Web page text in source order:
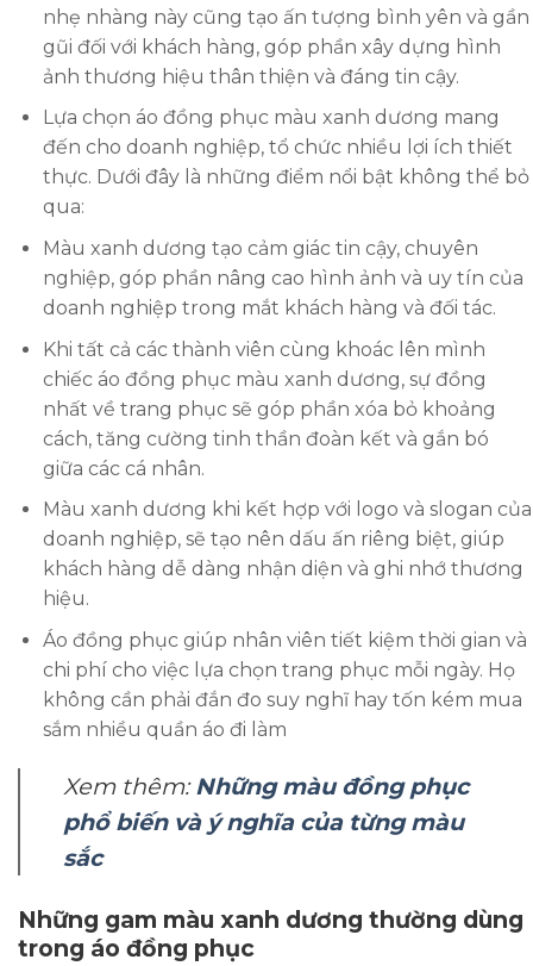
nhẹ nhàng này cũng tạo ấn tượng bình yên và gần
gũi đối với khách hàng, góp phần xây dựng hình
ảnh thương hiệu thân thiện và đáng tin cậy.
Lựa chọn áo đồng phục màu xanh dương mang
đến cho doanh nghiệp, tổ chức nhiều lợi ích thiết
thực. Dưới đây là những điểm nổi bật không thể bỏ
qua:
Màu xanh dương tạo cảm giác tin cậy, chuyên
nghiệp, góp phần nâng cao hình ảnh và uy tín của
doanh nghiệp trong mắt khách hàng và đối tác.
Khi tất cả các thành viên cùng khoác lên mình
chiếc áo đồng phục màu xanh dương, sự đồng
nhất về trang phục sẽ góp phần xóa bỏ khoảng
cách, tăng cường tinh thần đoàn kết và gắn bó
giữa các cá nhân.
Màu xanh dương khi kết hợp với logo và slogan của
doanh nghiệp, sẽ tạo nên dấu ấn riêng biệt, giúp
khách hàng dễ dàng nhận diện và ghi nhớ thương
hiệu.
Áo đồng phục giúp nhân viên tiết kiệm thời gian và
chi phí cho việc lựa chọn trang phục mỗi ngày. Họ
không cần phải đắn đo suy nghĩ hay tốn kém mua
sắm nhiều quần áo đi làm
Xem thêm:Những màu đồng phục
phổ biến và ý nghĩa của từng màu
sắc
Những gam màu xanh dương thường dùng
trong áo đồng phục